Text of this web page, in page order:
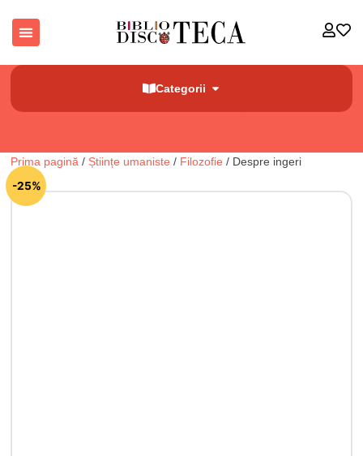
Categorii
Prima pagină / Științe umaniste / Filozofie / Despre ingeri
-25%
🔍